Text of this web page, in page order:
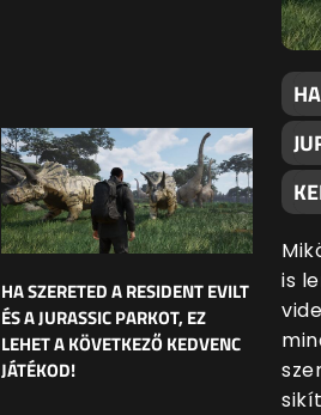
HA SZERETED A RESIDENT EVILT
ÉS A JURASSIC PARKOT, EZ
LEHET A KÖVETKEZŐ KEDVENC
JÁTÉKOD!
is